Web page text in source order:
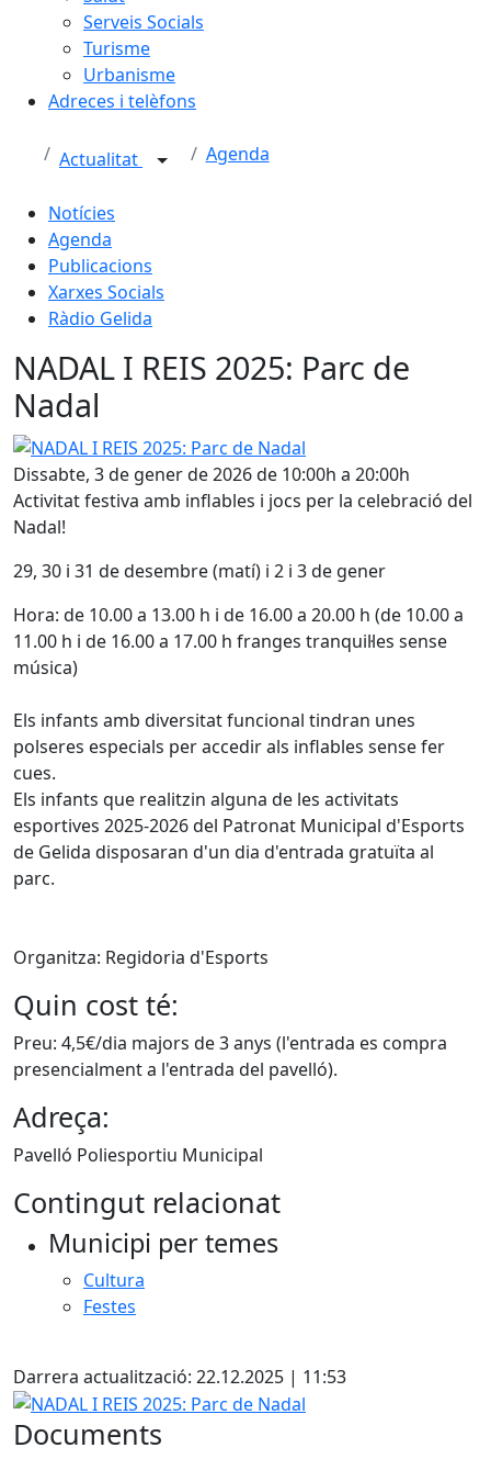
Serveis Socials
Turisme
Urbanisme
Adreces i telèfons
Actualitat Agenda
Notícies
Agenda
Publicacions
Xarxes Socials
Ràdio Gelida
NADAL I REIS 2025: Parc de
Nadal
NADAL I REIS 2025: Parc de Nadal
Dissabte, 3 de gener de 2026 de 10:00h a 20:00h
Activitat festiva amb inflables i jocs per la celebració del
Nadal!
29, 30 i 31 de desembre (matí) i 2 i 3 de gener
Hora: de 10.00 a 13.00 h i de 16.00 a 20.00 h (de 10.00 a
11.00 h i de 16.00 a 17.00 h franges tranquil·les sense
música)
Els infants amb diversitat funcional tindran unes
polseres especials per accedir als inflables sense fer
cues.
Els infants que realitzin alguna de les activitats
esportives 2025-2026 del Patronat Municipal d'Esports
de Gelida disposaran d'un dia d'entrada gratuïta al
parc.
Organitza: Regidoria d'Esports
Quin cost té:
Preu: 4,5€/dia majors de 3 anys (l'entrada es compra
presencialment a l'entrada del pavelló).
Adreça:
Pavelló Poliesportiu Municipal
Contingut relacionat
Municipi per temes
Cultura
Festes
Darrera actualització: 22.12.2025 | 11:53
NADAL I REIS 2025: Parc de Nadal
Documents